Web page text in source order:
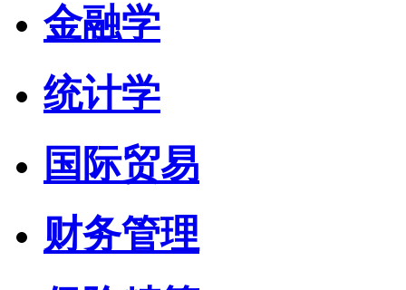
金融学
统计学
国际贸易
财务管理